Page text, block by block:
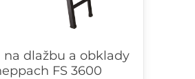
na dlažbu a obklady
FS 3600